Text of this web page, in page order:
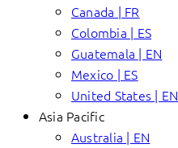
Canada | FR
Colombia | ES
Guatemala | EN
Mexico | ES
United States | EN
Asia Pacific
Australia | EN